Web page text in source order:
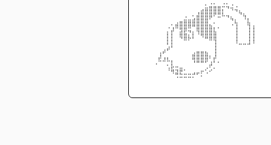
⠀⠀⠀⠀⠀⠀⠀⠀⠀⠀⠀⠀⠀⠀⠀⠄⣐⣂⣀⣐⣂⠠⢀⠀⠀⠀⠀⠀⠀⠀
⠀⠀⠀⠀⠀⠀⠀⠀⠀⠀⠀⠀⠀⢀⣴⣿⣿⣿⣿⡆⠈⠙⠲⣄⠀⠀⠀⠀⠀⠀
⠀⠀⠀⠀⠀⠀⠀⠀⠀⠀⠠⠀⢂⣾⣿⣿⡿⠋⠭⠓⠲⣄⠀⠈⢳⡀⠀⠀⠀⠀
⠀⠀⠀⠀⠀⠀⠀⡀⣠⣶⣿⣿⣿⣿⣿⣿⡀⠄⠀⠀⠀⢈⢧⠀⠀⣧⠀⠀⠀⠀
⠀⠀⠀⠀⠀⠀⠐⣰⠛⢿⣿⣛⠉⣿⣿⣿⣿⡆⠂⠀⠀⠀⢸⠀⠀⢸⢸⠀⠀⠀
⠀⠀⠀⠀⠀⠀⡇⡇⠀⣿⣷⡌⡇⠘⢿⣿⣿⣿⠀⠀⠀⠀⢸⠀⠀⢸⢸⠀⠀⠀
⠀⠀⠀⠀⠀⠀⡇⡇⠀⠈⠛⠋⠁⠀⠀⠉⠛⢻⠀⠀⠀⠀⢸⠀⠀⢸⢸⠀⠀⠀
⠀⠀⠀⠀⠀⠀⣡⠇⠀⠀⠀⠀⠀⠀⠀⠀⠀⢸⠀⠀⠀⠀⠀⠉⠉⠉⠀⠀⠀⠀
⠀⠀⠀⠀⢠⠞⠁⠀⠀⠀⠀⠀⣠⣶⣶⣦⠀⢸⠀⠀⠀⠀⠀⠀⠀⠀⠀⠀⠀⠀
⠀⠀⠀⠀⣞⣰⣆⡀⠀⠀⠀⠀⢿⣿⣿⣿⠃⡞⠀⠀⠀⠀⠀⠀⠀⠀⠀⠀⠀⠀
⠀⠀⠀⠐⠀⠀⠄⣇⣀⠀⠀⠀⠈⠉⠉⠁⡼⠁⠁⠀⠀⠀⠀⠀⠀⠀⠀⠀⠀⠀
⠀⠀⠀⠀⠀⠀⠘⢷⣲⡿⠂⠀⢀⣀⡤⢊⠔⠁⠀⠀⠀⠀⠀⠀⠀⠀⠀⠀⠀⠀
⠀⠀⠀⠀⠀⠀⠀⠀⠩⠭⠭⠭⠍⠁⠂⠀⠀⠀⠀⠀⠀⠀⠀⠀⠀⠀⠀⠀⠀⠀